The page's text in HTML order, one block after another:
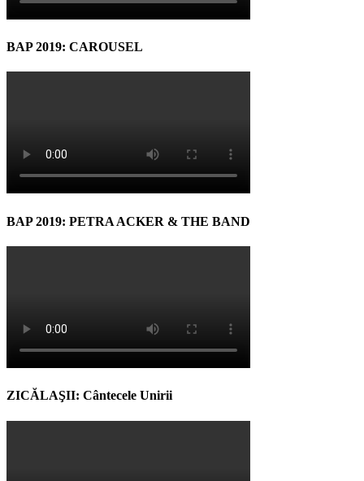
BAP 2019: CAROUSEL
BAP 2019: PETRA ACKER & THE BAND
ZICĂLAŞII: Cântecele Unirii